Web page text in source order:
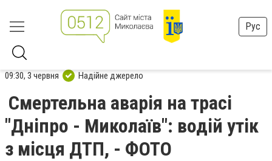
Рус
09:30, 3 червня Надійне джерело
Смертельна аварія на трасі
"Дніпро - Миколаїв": водій утік
з місця ДТП, - ФОТО